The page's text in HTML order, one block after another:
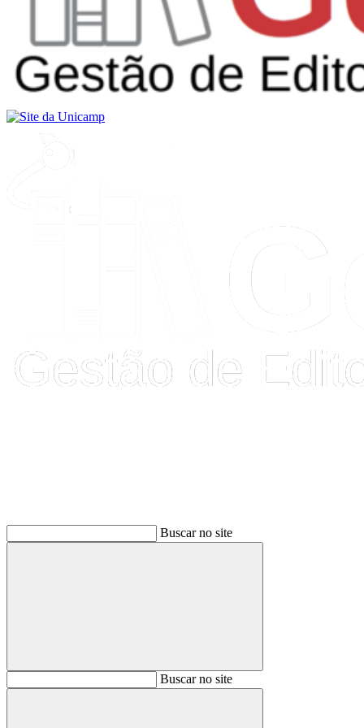
Buscar no site
BuscarBuscar no site